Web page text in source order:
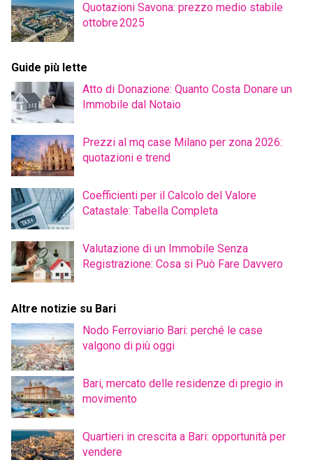
Quotazioni Savona: prezzo medio stabile
ottobre 2025
Guide più lette
Atto di Donazione: Quanto Costa Donare un
Immobile dal Notaio
Prezzi al mq case Milano per zona 2026:
quotazioni e trend
Coefficienti per il Calcolo del Valore
Catastale: Tabella Completa
Valutazione di un Immobile Senza
Registrazione: Cosa si Può Fare Davvero
Altre notizie su Bari
Nodo Ferroviario Bari: perché le case
valgono di più oggi
Bari, mercato delle residenze di pregio in
movimento
Quartieri in crescita a Bari: opportunità per
vendere